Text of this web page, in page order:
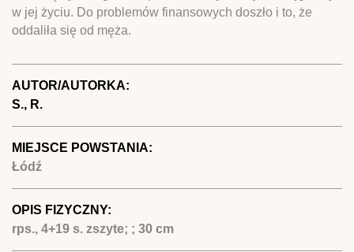
w jej życiu. Do problemów finansowych doszło i to, że
oddaliła się od męża.
AUTOR/AUTORKA:
S., R.
MIEJSCE POWSTANIA:
Łódź
OPIS FIZYCZNY:
rps., 4+19 s. zszyte; ; 30 cm